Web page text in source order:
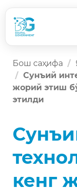
Бош саҳифа
Сунъий
жорий этиш
этилди
кенг